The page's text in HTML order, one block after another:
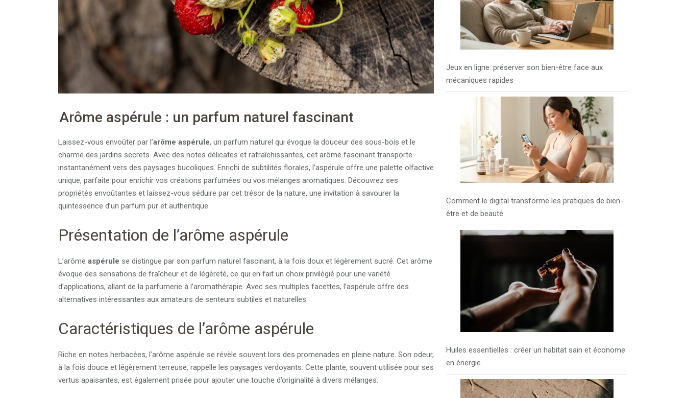
Arôme aspérule : un parfum naturel fascinant
Laissez-vous envoûter par l’arôme aspérule, un parfum naturel qui évoque la douceur des sous-bois et le
charme des jardins secrets. Avec des notes délicates et rafraîchissantes, cet arôme fascinant transporte
instantanément vers des paysages bucoliques. Enrichi de subtilités florales, l’aspérule offre une palette olfactive
unique, parfaite pour enrichir vos créations parfumées ou vos mélanges aromatiques. Découvrez ses
propriétés envoûtantes et laissez-vous séduire par cet trésor de la nature, une invitation à savourer la
quintessence d’un parfum pur et authentique.
Présentation de l’arôme aspérule
L’arôme aspérule se distingue par son parfum naturel fascinant, à la fois doux et légèrement sucré. Cet arôme
évoque des sensations de fraîcheur et de légèreté, ce qui en fait un choix privilégié pour une variété
d’applications, allant de la parfumerie à l’aromathérapie. Avec ses multiples facettes, l’aspérule offre des
alternatives intéressantes aux amateurs de senteurs subtiles et naturelles.
Caractéristiques de l’arôme aspérule
Riche en notes herbacées, l’arôme aspérule se révèle souvent lors des promenades en pleine nature. Son odeur,
à la fois douce et légèrement terreuse, rappelle les paysages verdoyants. Cette plante, souvent utilisée pour ses
vertus apaisantes, est également prisée pour ajouter une touche d’originalité à divers mélanges.
Jeux en ligne: préserver son bien-être face aux
mécaniques rapides
Comment le digital transforme les pratiques de bien-
être et de beauté
Huiles essentielles : créer un habitat sain et économe
en énergie